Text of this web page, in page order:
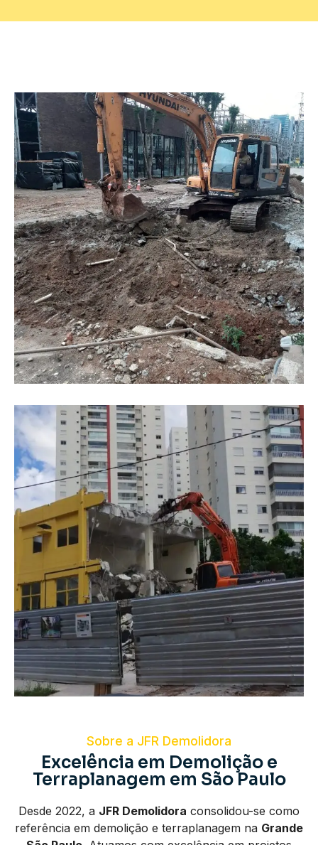
Sobre a JFR Demolidora
Excelência em Demolição e
Terraplanagem em São Paulo
Desde 2022, a JFR Demolidora consolidou-se como
referência em demolição e terraplanagem na Grande